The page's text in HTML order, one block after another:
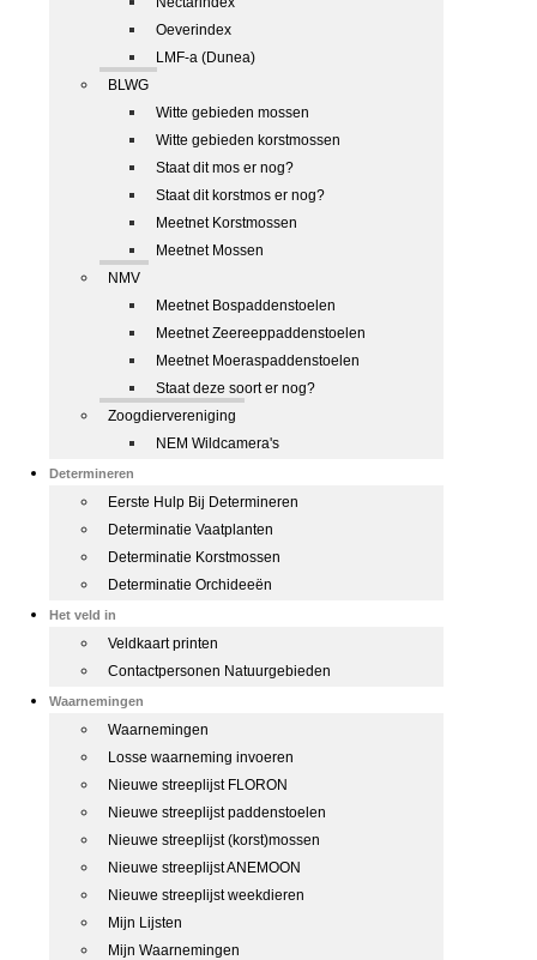
Oeverindex
LMF-a (Dunea)
BLWG
Witte gebieden mossen
Witte gebieden korstmossen
Staat dit mos er nog?
Staat dit korstmos er nog?
Meetnet Korstmossen
Meetnet Mossen
NMV
Meetnet Bospaddenstoelen
Meetnet Zeereeppaddenstoelen
Meetnet Moeraspaddenstoelen
Staat deze soort er nog?
Zoogdiervereniging
NEM Wildcamera's
Determineren
Eerste Hulp Bij Determineren
Determinatie Vaatplanten
Determinatie Korstmossen
Determinatie Orchideeën
Het veld in
Veldkaart printen
Contactpersonen Natuurgebieden
Waarnemingen
Waarnemingen
Losse waarneming invoeren
Nieuwe streeplijst FLORON
Nieuwe streeplijst paddenstoelen
Nieuwe streeplijst (korst)mossen
Nieuwe streeplijst ANEMOON
Nieuwe streeplijst weekdieren
Mijn Lijsten
Mijn Waarnemingen